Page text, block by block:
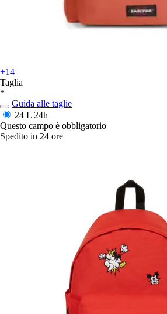
+14
Taglia
*
Guida alle taglie
24 L 24h
Questo campo è obbligatorio
Spedito in 24 ore